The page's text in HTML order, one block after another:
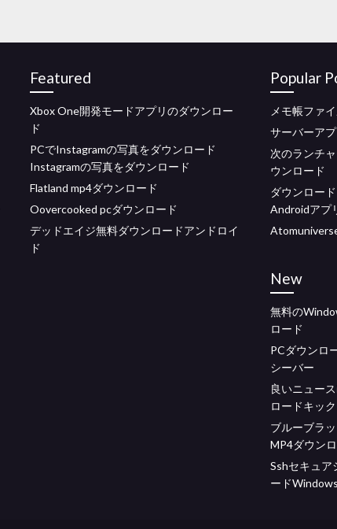
Featured
Xbox One開発モードアプリのダウンロー
ド
PCでInstagramの写真をダウンロード
Instagramの写真をダウンロード
Flatland mp4ダウンロード
Oovercooked pcダウンロード
デッドエイジ無料ダウンロードアンドロイ
ド
Popular
メモ帳ファ
サーバーア
次のランチ
ウンロード
ダウンロー
Androidアプ
New
無料の
ロード
PCダウンロ
シーバー
良いニュー
ロードキッ
ブルーブラ
MP4ダウン
Sshセキュア
ード